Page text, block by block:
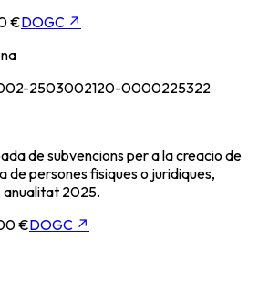
€DOGC ↗
002-2503002120-0000225322
de subvencions per a la creacio de
de persones fisiques o juridiques,
anualitat 2025.
€DOGC ↗